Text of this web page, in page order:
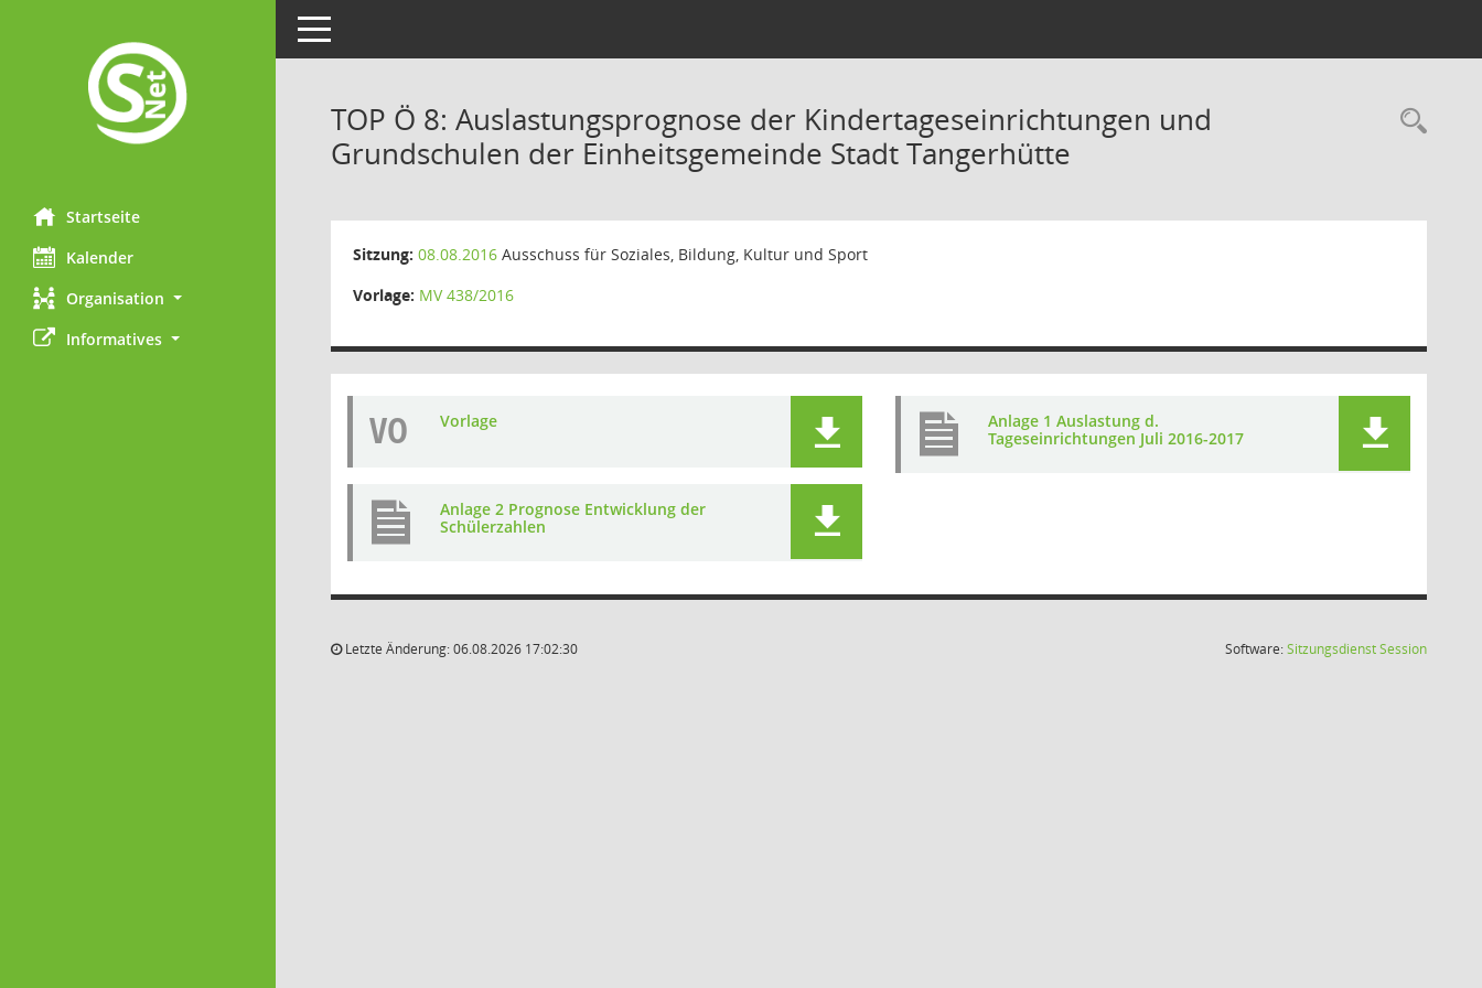
Startseite
Kalender
Organisation
Informatives
Toggle navigation
TOP Ö 8: Auslastungsprognose der Kindertageseinrichtungen und
Grundschulen der Einheitsgemeinde Stadt Tangerhütte
Sitzung: 08.08.2016 Ausschuss für Soziales, Bildung, Kultur und Sport
Vorlage: MV 438/2016
VO Vorlage
Anlage 1 Auslastung d.
Tageseinrichtungen Juli 2016-2017
Anlage 2 Prognose Entwicklung der
Schülerzahlen
Letzte Änderung: 06.08.2026 17:02:30 Software:SitzungsdienstSession(Wird in